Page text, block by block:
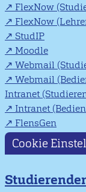
FlexNow
FlexNow
StudIP
Moodle
Webmail
Webmail
Intranet
Intranet
FlensGen
Cookie